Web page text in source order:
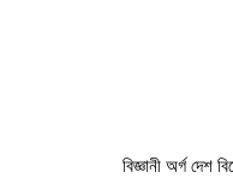
বিজ্ঞানী অর্গ দেশ